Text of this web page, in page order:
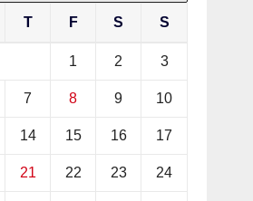
T F S S
1 2 3
7 8 9 10
14 15 16 17
21 22 23 24